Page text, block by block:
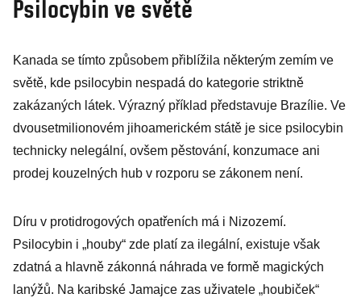
Psilocybin ve světě
Kanada se tímto způsobem přiblížila některým zemím ve
světě, kde psilocybin nespadá do kategorie striktně
zakázaných látek. Výrazný příklad představuje Brazílie. Ve
dvousetmilionovém jihoamerickém státě je sice psilocybin
technicky nelegální, ovšem pěstování, konzumace ani
prodej kouzelných hub v rozporu se zákonem není.
Díru v protidrogových opatřeních má i Nizozemí.
Psilocybin i „houby“ zde platí za ilegální, existuje však
zdatná a hlavně zákonná náhrada ve formě magických
lanýžů. Na karibské Jamajce zas uživatele „houbiček“